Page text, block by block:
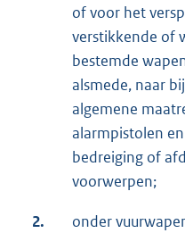
of voor het
verstikkende of
bestemde
alsmede, naar
algemene
alarmpistolen
bedreiging of
voorwerpen;
2.
onder